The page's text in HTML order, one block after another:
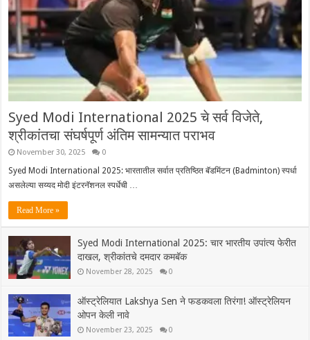
Syed Modi International 2025 चे सर्व विजेते,
श्रीकांतचा संघर्षपूर्ण अंतिम सामन्यात पराभव
November 30, 2025 0
Syed Modi International 2025: भारतातील सर्वात प्रतिष्ठित बॅडमिंटन (Badminton) स्पर्धा
असलेल्या सय्यद मोदी इंटरनॅशनल स्पर्धेची …
Read More »
Syed Modi International 2025: चार भारतीय उपांत्य फेरीत
दाखल, श्रीकांतचे दमदार कमबॅक
November 28, 2025 0
ऑस्ट्रेलियात Lakshya Sen ने फडकवला तिरंगा! ऑस्ट्रेलियन
ओपन केली नावे
November 23, 2025 0